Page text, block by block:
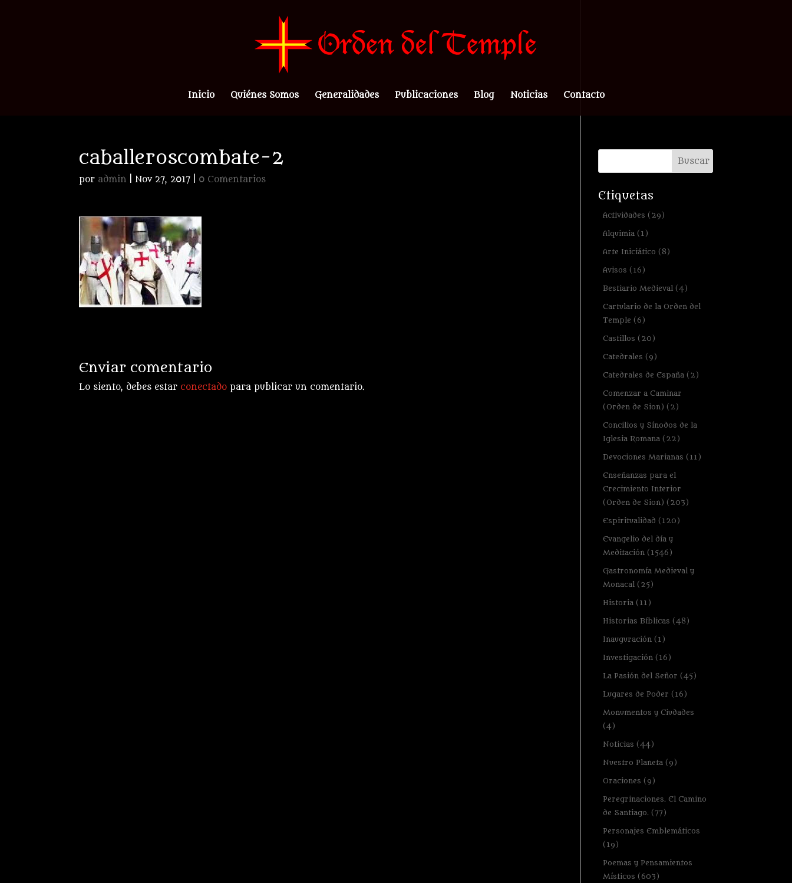
Inicio Quiénes Somos Generalidades Publicaciones Blog Noticias Contacto
caballeroscombate-2
por admin |Nov 27, 2017 0 Comentarios
Enviar comentario
Lo siento, debes estar conectado para publicar un comentario.
Etiquetas
Actividades (29)
Alquimia (1)
Arte Iniciático (8)
Avisos (16)
Bestiario Medieval (4)
Cartulario de la Orden del
Temple (6)
Castillos (20)
Catedrales (9)
Catedrales de España (2)
Comenzar a Caminar
(Orden de Sion) (2)
Concilios y Sínodos de la
Iglesia Romana (22)
Devociones Marianas (11)
Enseñanzas para el
Crecimiento Interior
(Orden de Sion) (203)
Espiritualidad (120)
Evangelio del día y
Meditación (1546)
Gastronomía Medieval y
Monacal (25)
Historia (11)
Historias Bíblicas (48)
Inauguración (1)
Investigación (16)
La Pasión del Señor (45)
Lugares de Poder (16)
Monumentos y Ciudades
(4)
Noticias (44)
Nuestro Planeta (9)
Oraciones (9)
Peregrinaciones. El Camino
de Santiago. (77)
Personajes Emblemáticos
(19)
Poemas y Pensamientos
Místicos (603)